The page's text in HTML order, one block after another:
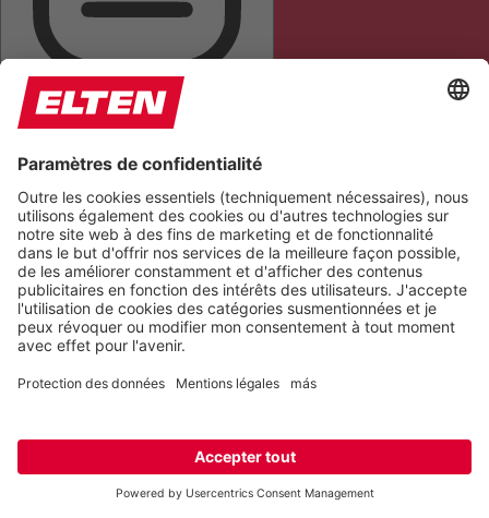
TOUT METTRE EN ÉVIDENCE
LIRE LA PAGE COUPER LES SONS